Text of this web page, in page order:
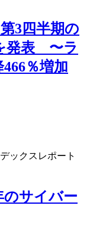
3四半期の
発表 〜ラ
％増加
ックスレポート
のサイバー